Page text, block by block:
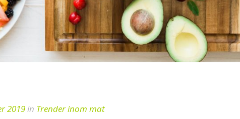
2019in Trender inom mat